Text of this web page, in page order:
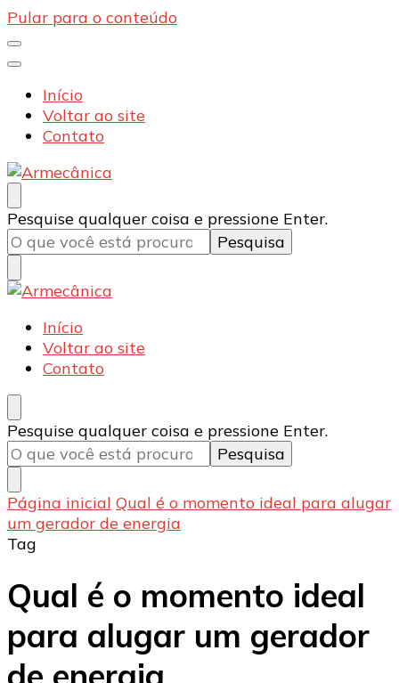
Pular para o conteúdo
Início
Voltar ao site
Contato
Armecânica
Blog
Procurando
algo?
Pesquise qualquer coisa e pressione Enter.
Armecânica
Blog
Início
Voltar ao site
Contato
Procurando
algo?
Pesquise qualquer coisa e pressione Enter.
Página inicial Qual é o momento ideal para alugar
um gerador de energia
Tag
Qual é o momento ideal
para alugar um gerador